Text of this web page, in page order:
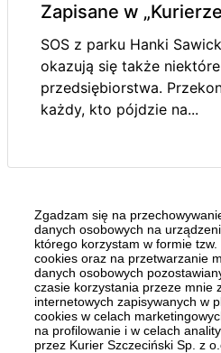
Zgadzam się na
danych osobowych na
którego korzystam w formie tzw.
cookies oraz na przetwarzanie
danych osobowych
czasie korzystania przeze mnie
internetowych zapisywanych w
cookies w celach
na profilowanie i w celach
przez Kurier Szczeciński Sp. z
Zapisane w
SOS z parku Hanki
okazują się także
przedsiębiorstwa.
każdy, kto pójdzie na...
Strona główna
Kultura